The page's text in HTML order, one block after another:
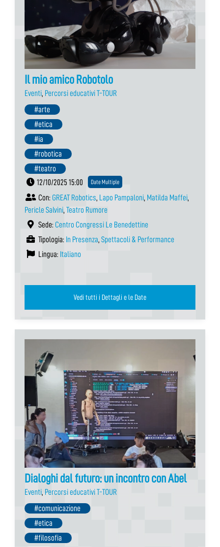
Il mio amico Robotolo
Eventi, Percorsi educativi T-TOUR
#arte
#etica
#ia
#robotica
#teatro
12/10/2025 15:00
Date Multiple
Con: GREAT Robotics, Lapo Pampaloni, Matilda Maffei,
Pericle Salvini, Teatro Rumore
Sede: Centro Congressi Le Benedettine
Tipologia: In Presenza, Spettacoli & Performance
Lingua: Italiano
Vedi tutti i Dettagli e le Date
Dialoghi dal futuro: un incontro con Abel
Eventi, Percorsi educativi T-TOUR
#comunicazione
#etica
#filosofia